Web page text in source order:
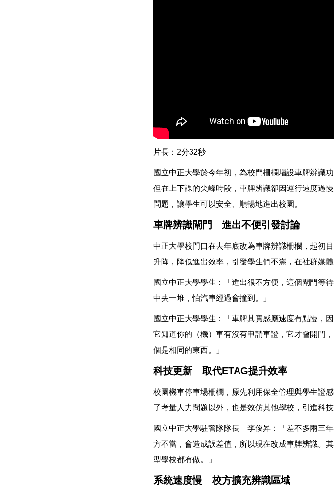
片長：2分32秒
國立中正大學於今年初，為校門柵欄增設車牌辨識
但在上下課的尖峰時段，車牌辨識卻因運行速度過
問題，讓學生可以安全、順暢地進出校園。
車牌辨識閘門 進出不便引發討論
中正大學校門口在去年底改為車牌辨識柵欄，起初
升降，降低進出效率，引發學生們不滿，在社群媒體
國立中正大學學生：「進出很不方便，這個閘門等
中央一堆，怕汽車經過會撞到。」
國立中正大學學生：「車牌其實感應速度有點慢，
它知道你的（機）車有沒有申請車證，它才會開門
個是相同的東西。」
科技更新 取代ETAG提升效率
校園機車停車場柵欄，原先利用保全管理與學生證
了考量人力問題以外，也是效仿其他學校，引進科技
國立中正大學駐警隊隊長 李俊昇：「差不多兩三
方不當，會造成誤差值，所以現在改成車牌辨識。
型學校都有做。」
系統速度慢 校方擴充辨識區域